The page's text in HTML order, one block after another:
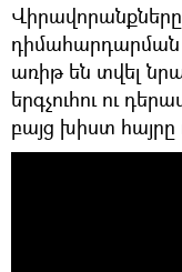
Վիրավորանքները
դիմահարդարման
առիթ են տվել
երգչուհու ու
բայց խիստ հայրը